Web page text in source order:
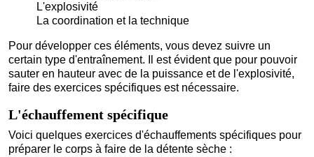
L'explosivité
La coordination et la technique
Pour développer ces éléments, vous devez suivre un
certain type d'entraînement. Il est évident que pour pouvoir
sauter en hauteur avec de la puissance et de l'explosivité,
faire des exercices spécifiques est nécessaire.
L'échauffement spécifique
Voici quelques exercices d'échauffements spécifiques pour
préparer le corps à faire de la détente sèche :